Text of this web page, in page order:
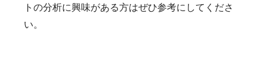
トの分析に興味がある方はぜひ参考にしてくださ
い。